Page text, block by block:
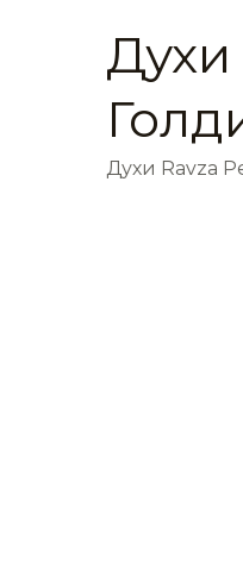
Духи Ravza